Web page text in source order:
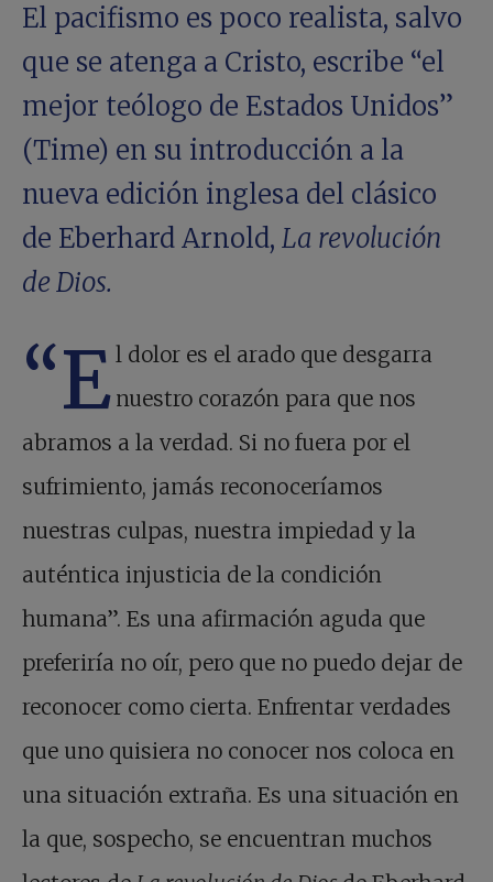
El pacifismo es poco realista, salvo
que se atenga a Cristo, escribe “el
mejor teólogo de Estados Unidos”
(Time) en su introducción a la
nueva edición inglesa del clásico
de Eberhard Arnold, La revolución
de Dios.
“El dolor es el arado que desgarra
nuestro corazón para que nos
abramos a la verdad. Si no fuera por el
sufrimiento, jamás reconoceríamos
nuestras culpas, nuestra impiedad y la
auténtica injusticia de la condición
humana”. Es una afirmación aguda que
preferiría no oír, pero que no puedo dejar de
reconocer como cierta. Enfrentar verdades
que uno quisiera no conocer nos coloca en
una situación extraña. Es una situación en
la que, sospecho, se encuentran muchos